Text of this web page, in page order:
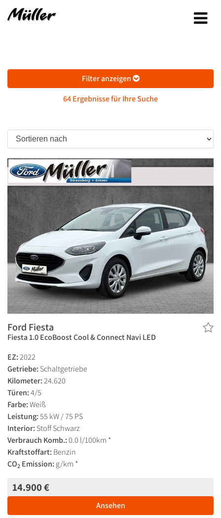
64 Ergebnisse für Ihre Suche
Ford Fiesta
Fiesta 1.0 EcoBoost Cool & Connect Navi LED
EZ:2022
Getriebe: Schaltgetriebe
Kilometer:24.620
Türen:4/5
Farbe:Weiß
Leistung:55 kW / 75 PS
Interior: Stoff Schwarz
Verbrauch Komb.:0.0 l/100km *
Kraftstoffart: Benzin
CO2 Emission: g/km *
14.900 €
Ansehen
Filter anzeigen